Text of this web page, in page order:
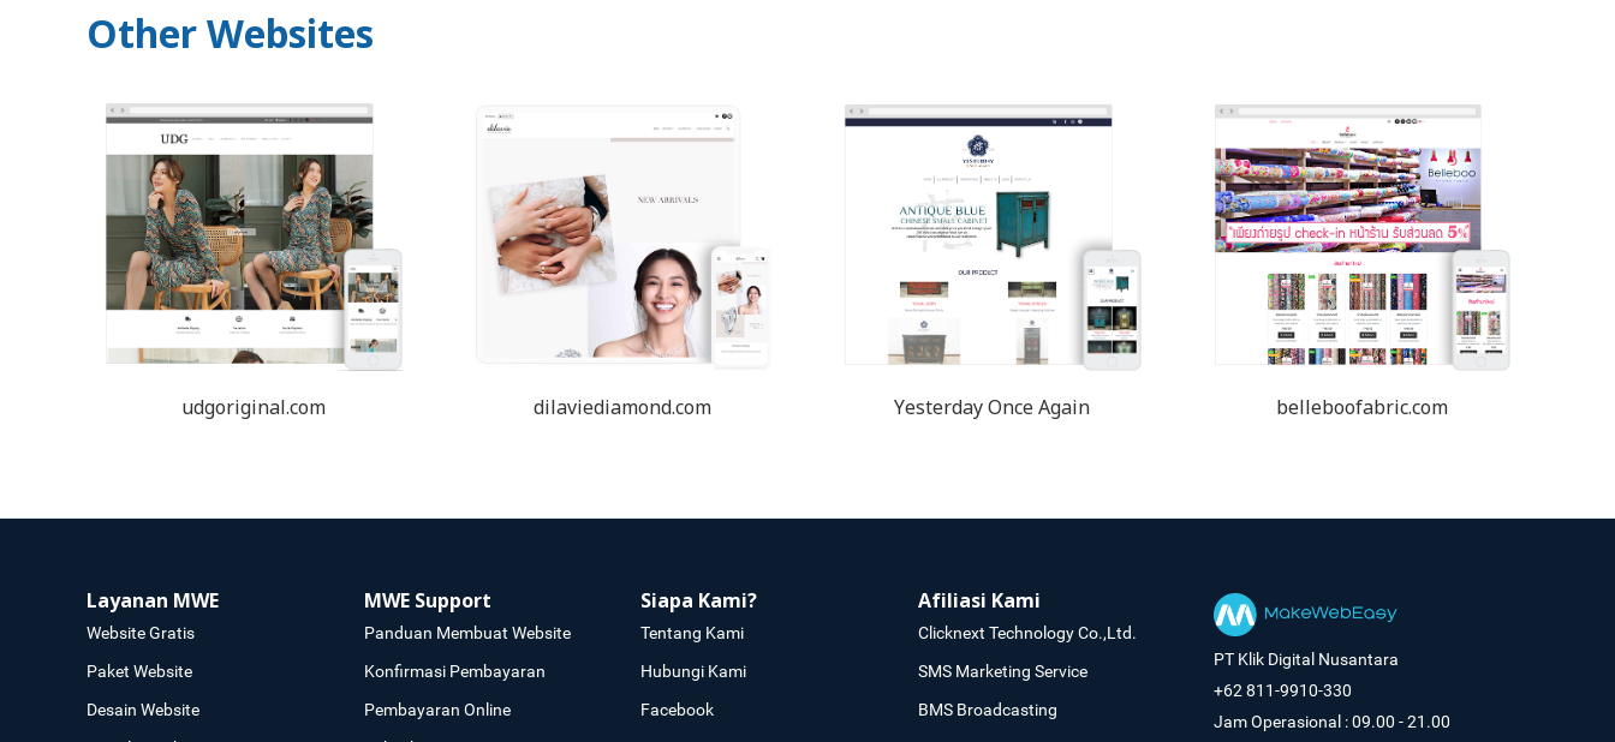
Other Websites
udgoriginal.com dilaviediamond.com Yesterday Once Again belleboofabric.com
Layanan MWE
Website Gratis
Paket Website
Desain Website
MWE Support
Panduan Membuat Website
Konfirmasi Pembayaran
Pembayaran Online
Siapa Kami?
Tentang Kami
Hubungi Kami
Facebook
Afiliasi Kami
Clicknext Technology Co.,Ltd.
SMS Marketing Service
BMS Broadcasting
PT Klik Digital Nusantara
+62 811-9910-330
Jam Operasional : 09.00 - 21.00